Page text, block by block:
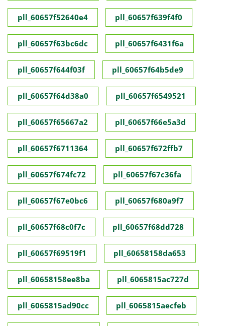
pll_60657f52640e4 pll_60657f639f4f0
pll_60657f63bc6dc pll_60657f6431f6a
pll_60657f644f03f pll_60657f64b5de9
pll_60657f64d38a0 pll_60657f6549521
pll_60657f65667a2 pll_60657f66e5a3d
pll_60657f6711364 pll_60657f672ffb7
pll_60657f674fc72 pll_60657f67c36fa
pll_60657f67e0bc6 pll_60657f680a9f7
pll_60657f68c0f7c pll_60657f68dd728
pll_60657f69519f1 pll_60658158da653
pll_60658158ee8ba pll_6065815ac727d
pll_6065815ad90cc pll_6065815aecfeb